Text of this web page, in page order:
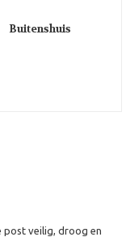
Buitenshuis
post veilig, droog en